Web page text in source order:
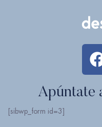
Apúntate
[sibwp_form id=3]